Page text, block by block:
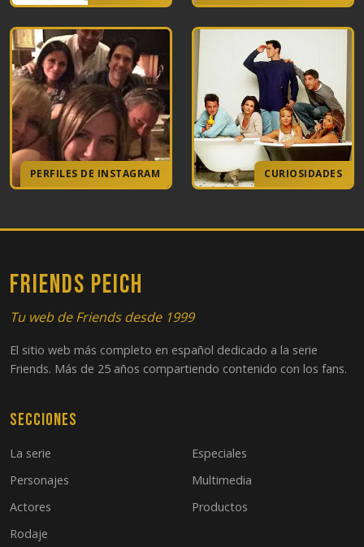
PERFILES DE INSTAGRAM CURIOSIDADES
FRIENDS PEICH
Tu web de Friends desde 1999
El sitio web más completo en español dedicado a la serie
Friends. Más de 25 años compartiendo contenido con los fans.
Secciones
La serie
Personajes
Actores
Rodaje
Especiales
Multimedia
Productos